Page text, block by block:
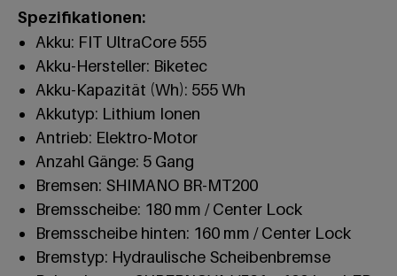
Spezifikationen:
Akku: FIT UltraCore 555
Akku-Hersteller: Biketec
Akku-Kapazität (Wh): 555 Wh
Akkutyp: Lithium Ionen
Antrieb: Elektro-Motor
Anzahl Gänge: 5 Gang
Bremsen: SHIMANO BR-MT200
Bremsscheibe: 180 mm / Center Lock
Bremsscheibe hinten: 160 mm / Center Lock
Bremstyp: Hydraulische Scheibenbremse